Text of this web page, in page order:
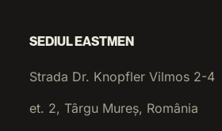
SEDIUL EASTMEN
Strada Dr. Knopfler Vilmos 2-4
et. 2, Târgu Mureș, România